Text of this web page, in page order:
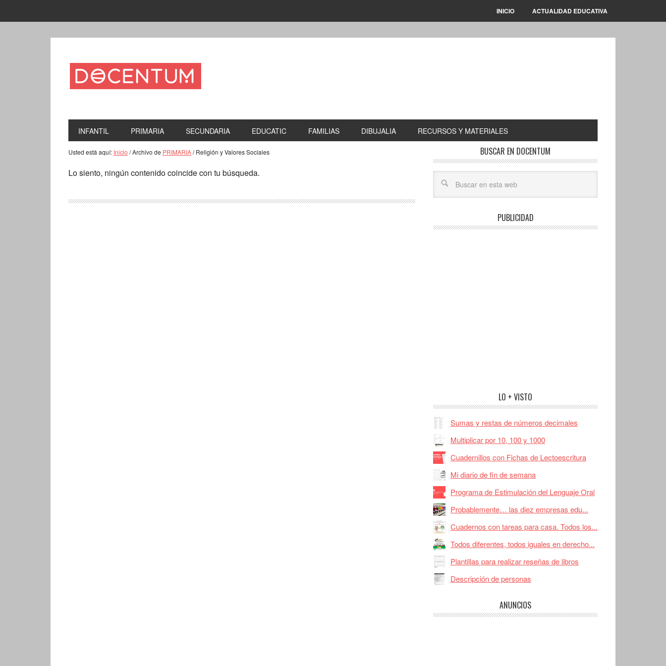
INICIO ACTUALIDAD EDUCATIVA
INFANTIL PRIMARIA SECUNDARIA EDUCATIC FAMILIAS DIBUJALIA RECURSOS Y MATERIALES
Usted está aquí: Inicio /Archivo de PRIMARIA/Religión y Valores Sociales
Lo siento, ningún contenido coincide con tu búsqueda.
BUSCAR EN DOCENTUM
PUBLICIDAD
LO + VISTO
Sumas y restas de números decimales
Multiplicar por 10, 100 y 1000
Cuadernillos con Fichas de Lectoescritura
Mi diario de fin de semana
Programa de Estimulación del Lenguaje Oral
Probablemente… las diez empresas edu...
Cuadernos con tareas para casa. Todos los...
Todos diferentes, todos iguales en derecho...
Plantillas para realizar reseñas de libros
Descripción de personas
ANUNCIOS